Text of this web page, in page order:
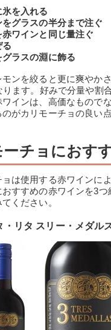
を入れる
グラスの半分まで注ぐ
ワインと同じ量注ぐ
ラスの淵に飾る
ンを絞ると更に爽やか
ります。好みで分量や割
インは、高価なもので
がカリモーチョの良い
ーチョにおす
ョは使用する赤ワインに
おすすめの赤ワインを3
ください。
リタ スリー・メダル